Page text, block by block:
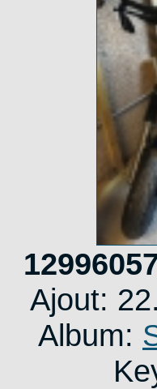
Ajout:
Album: